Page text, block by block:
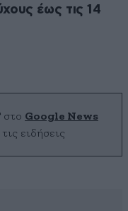
έως τις 14
στο Google News
ειδήσεις